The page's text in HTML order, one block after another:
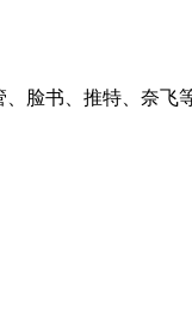
脸书、推特、奈飞